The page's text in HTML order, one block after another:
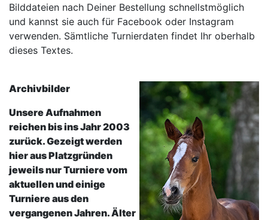
Bilddateien nach Deiner Bestellung schnellstmöglich
und kannst sie auch für Facebook oder Instagram
verwenden. Sämtliche Turnierdaten findet Ihr oberhalb
dieses Textes.
Archivbilder
Unsere Aufnahmen
reichen bis ins Jahr 2003
zurück. Gezeigt werden
hier aus Platzgründen
jeweils nur Turniere vom
aktuellen und einige
Turniere aus den
vergangenen Jahren. Älter